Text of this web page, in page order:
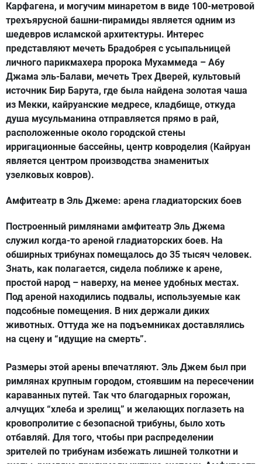
Карфагена, и могучим минаретом в виде 100-метровой
трехъярусной башни-пирамиды является одним из
шедевров исламской архитектуры. Интерес
представляют мечеть Брадобрея с усыпальницей
личного парикмахера пророка Мухаммеда – Абу
Джама эль-Балави, мечеть Трех Дверей, культовый
источник Бир Барута, где была найдена золотая чаша
из Мекки, кайруанские медресе, кладбище, откуда
душа мусульманина отправляется прямо в рай,
расположенные около городской стены
ирригационные бассейны, центр ковроделия (Кайруан
является центром производства знаменитых
узелковых ковров).
Амфитеатр в Эль Джеме: арена гладиаторских боев
Построенный римлянами амфитеатр Эль Джема
служил когда-то ареной гладиаторских боев. На
обширных трибунах помещалось до 35 тысяч человек.
Знать, как полагается, сидела поближе к арене,
простой народ – наверху, на менее удобных местах.
Под ареной находились подвалы, используемые как
подсобные помещения. В них держали диких
животных. Оттуда же на подъемниках доставлялись
на сцену и “идущие на смерть”.
Размеры этой арены впечатляют. Эль Джем был при
римлянах крупным городом, стоявшим на пересечении
караванных путей. Так что благодарных горожан,
алчущих “хлеба и зрелищ” и желающих поглазеть на
кровопролитие с безопасной трибуны, было хоть
отбавляй. Для того, чтобы при распределении
зрителей по трибунам избежать лишней толкотни и